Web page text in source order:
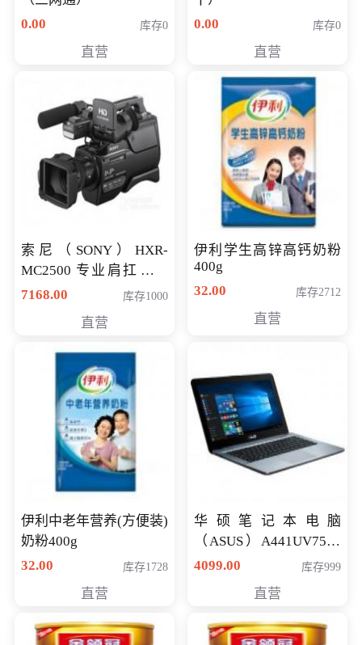
0.00
库存0
直营
0.00
库存0
直营
索尼（SONY）HXR-
MC2500 专业肩扛式存
储卡全高清摄录一体机
清入门级摄像机
7168.00 库存1000
直营
伊利学生高锌高钙奶粉
400g
32.00
库存2712
直营
伊利中老年营养(方便装)
奶粉400g
32.00
库存1728
直营
华硕笔记本电脑
（ASUS）A441UV7500
顽石（7代i7-7500U 4G
4099.00 库存999
直营